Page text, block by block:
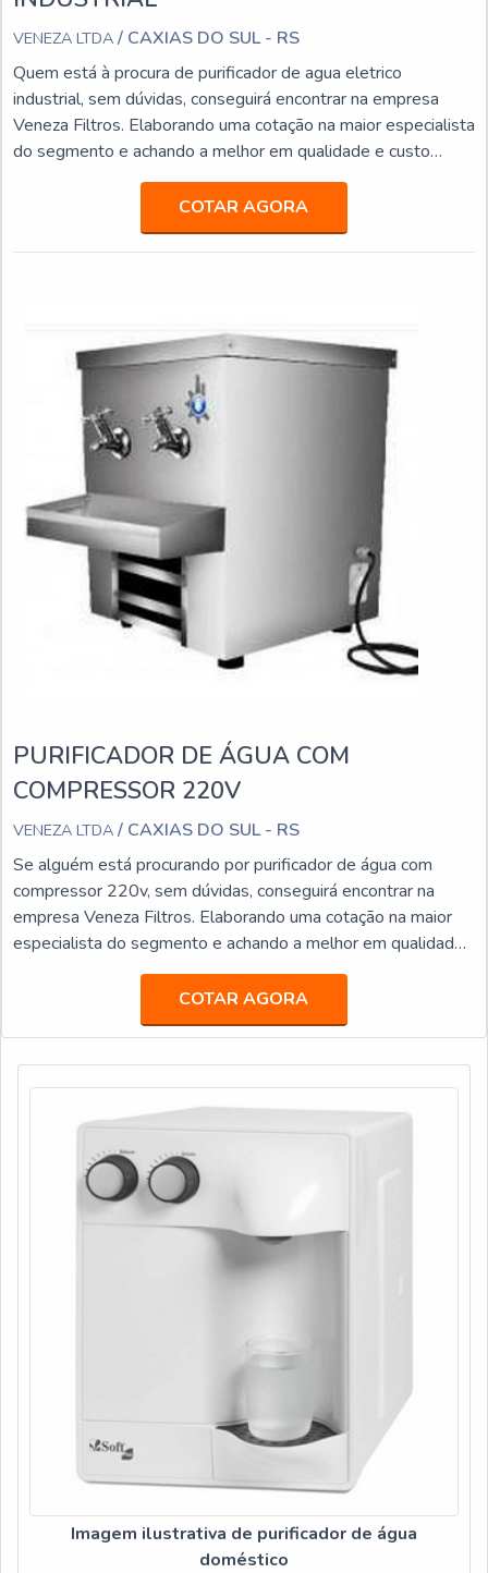
VENEZA LTDA / CAXIAS DO SUL - RS
Quem está à procura de purificador de agua eletrico
industrial, sem dúvidas, conseguirá encontrar na empresa
Veneza Filtros. Elaborando uma cotação na maior especialista
do segmento e achando a melhor em qualidade e custo
benefício.ALGUNS DETALHES SOBRE PURIFICADOR DE
AGUA ELETRICO INDUSTRIALSe alguém pesquisar
purificador de agua eletrico industrial em uma empresa
inovadora, acha a Veneza Filtros. A empresa trabalha com
COTAR AGORA
PURIFICADOR DE ÁGUA COM
COMPRESSOR 220V
VENEZA LTDA / CAXIAS DO SUL - RS
Se alguém está procurando por purificador de água com
compressor 220v, sem dúvidas, conseguirá encontrar na
empresa Veneza Filtros. Elaborando uma cotação na maior
especialista do segmento e achando a melhor em qualidade
e custo benefício.Quando a procura é por purificador de água
com compressor 220v, com a Veneza Filtros o cliente
conseguirá precisão com soluções para quem busca a melhor
COTAR AGORA
Imagem ilustrativa de purificador de água
doméstico